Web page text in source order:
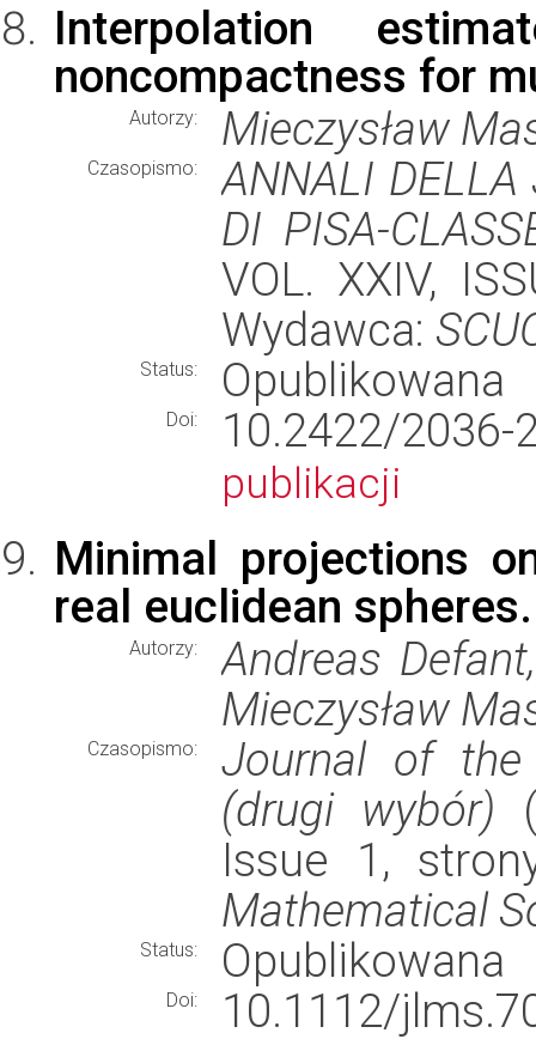
Interpolation
noncompactness for
Autorzy: Mieczysław
Czasopismo:
ANNALI DELLA
DI PISA-
VOL. XXIV,
Wydawca:
Status: Opublikowana
Doi: 10.2422/
publikacji
Minimal projections
real euclidean spheres.
Autorzy:
Andreas
Mieczysław
Czasopismo:
Journal of the
(drugi wybór)
Issue 1,
Mathematical
Status: Opublikowana
Doi:
10.1112/